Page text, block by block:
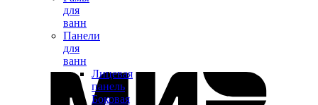
для
ванн
Панели
для
ванн
Лицевая
панель
Боковая